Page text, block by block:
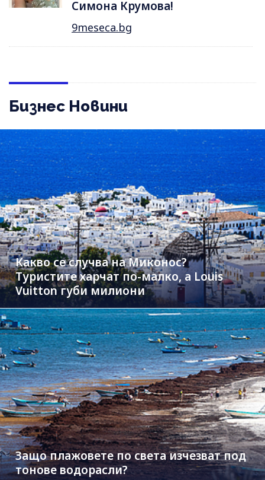
Симона Крумова!
9meseca.bg
Бизнес Новини
Какво се случва на Миконос?
Туристите харчат по-малко, а Louis
Vuitton губи милиони
Защо плажовете по света изчезват под
тонове водорасли?